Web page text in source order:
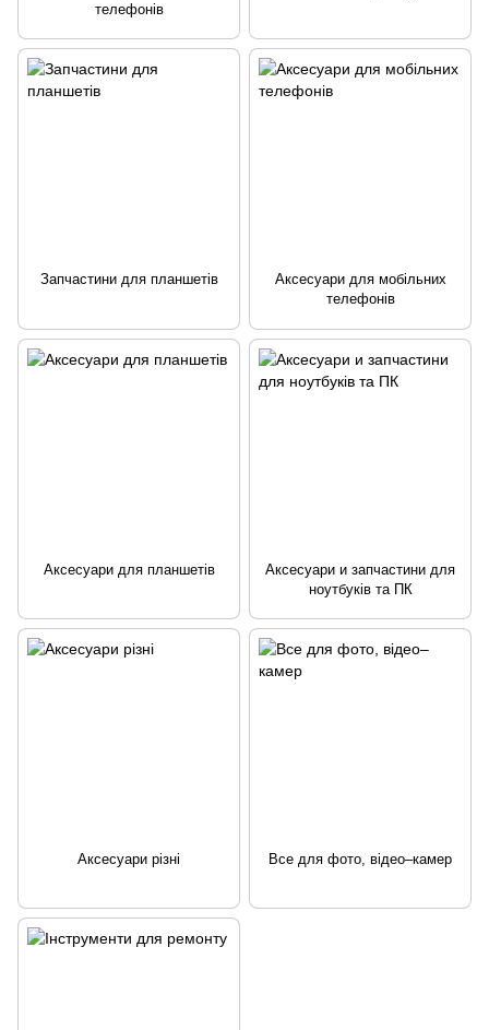
телефонів
Запчастини для планшетів
Аксесуари для мобільних
телефонів
Аксесуари для планшетів
Аксесуари и запчастини для
ноутбуків та ПК
Аксесуари різні Все для фото, відео–камер